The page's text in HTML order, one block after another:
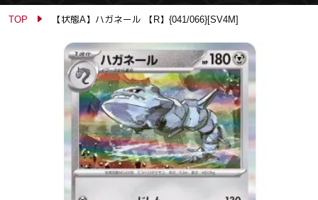
TOP 【状態A】ハガネール 【R】{041/066}[SV4M]